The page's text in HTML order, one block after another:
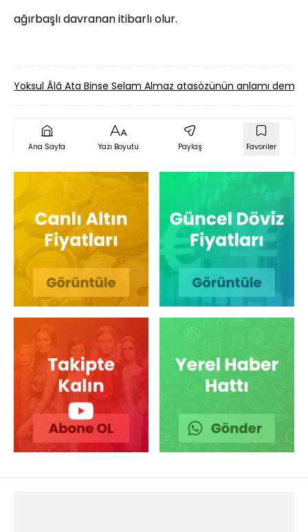
ağırbaşlı davranan itibarlı olur.
Yoksul Âlâ Ata Binse Selam Almaz atasözünün anlamı
Ana Sayfa Yazı Boyutu Paylaş Favoriler